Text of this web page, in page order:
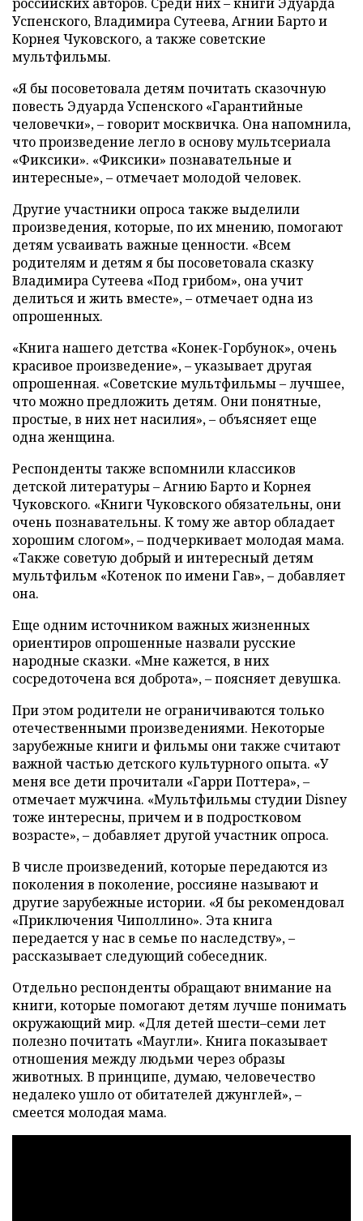
Успенского, Владимира Сутеева, Агнии Барто и
Корнея Чуковского, а также советские
мультфильмы.
«Я бы посоветовала детям почитать сказочную
повесть Эдуарда Успенского «Гарантийные
человечки», – говорит москвичка. Она напомнила,
что произведение легло в основу мультсериала
«Фиксики». «Фиксики» познавательные и
интересные», – отмечает молодой человек.
Другие участники опроса также выделили
произведения, которые, по их мнению, помогают
детям усваивать важные ценности. «Всем
родителям и детям я бы посоветовала сказку
Владимира Сутеева «Под грибом», она учит
делиться и жить вместе», – отмечает одна из
опрошенных.
«Книга нашего детства «Конек-Горбунок», очень
красивое произведение», – указывает другая
опрошенная. «Советские мультфильмы – лучшее,
что можно предложить детям. Они понятные,
простые, в них нет насилия», – объясняет еще
одна женщина.
Респонденты также вспомнили классиков
детской литературы – Агнию Барто и Корнея
Чуковского. «Книги Чуковского обязательны, они
очень познавательны. К тому же автор обладает
хорошим слогом», – подчеркивает молодая мама.
«Также советую добрый и интересный детям
мультфильм «Котенок по имени Гав», – добавляет
она.
Еще одним источником важных жизненных
ориентиров опрошенные назвали русские
народные сказки. «Мне кажется, в них
сосредоточена вся доброта», – поясняет девушка.
При этом родители не ограничиваются только
отечественными произведениями. Некоторые
зарубежные книги и фильмы они также считают
важной частью детского культурного опыта. «У
меня все дети прочитали «Гарри Поттера», –
отмечает мужчина. «Мультфильмы студии Disney
тоже интересны, причем и в подростковом
возрасте», – добавляет другой участник опроса.
В числе произведений, которые передаются из
поколения в поколение, россияне называют и
другие зарубежные истории. «Я бы рекомендовал
«Приключения Чиполлино». Эта книга
передается у нас в семье по наследству», –
рассказывает следующий собеседник.
Отдельно респонденты обращают внимание на
книги, которые помогают детям лучше понимать
окружающий мир. «Для детей шести–семи лет
полезно почитать «Маугли». Книга показывает
отношения между людьми через образы
животных. В принципе, думаю, человечество
недалеко ушло от обитателей джунглей», –
смеется молодая мама.